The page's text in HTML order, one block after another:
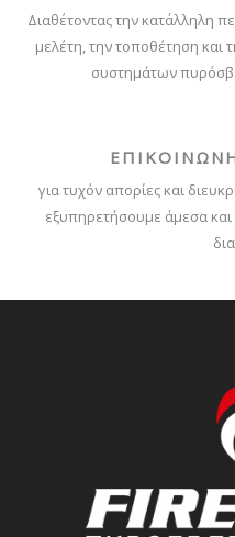
Διαθέτοντας την κατάλληλη
μελέτη, την τοποθέτηση
συστημάτων
για τυχόν απορίες και
εξυπηρετήσουμε άμεσα